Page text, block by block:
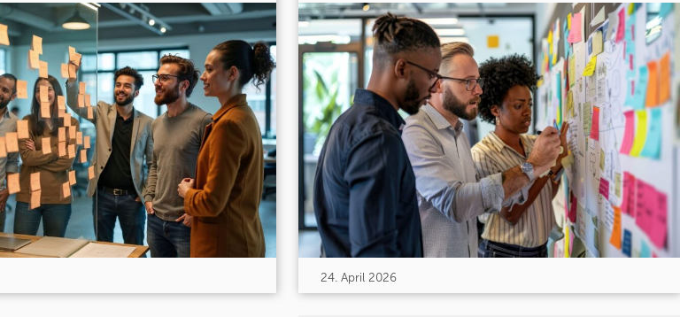
24. April 2026